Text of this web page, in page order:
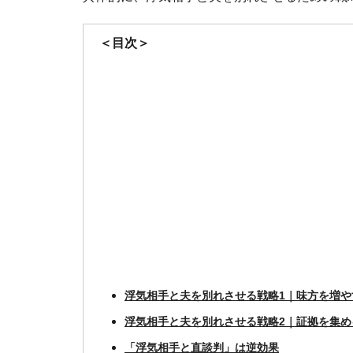
＜目次＞
浮気相手と夫を別れさせる戦略1｜味方を増
浮気相手と夫を別れさせる戦略2｜証拠を集
「浮気相手と直談判」は逆効果